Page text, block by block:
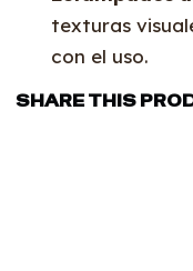
texturas
con el uso.
SHARE THIS